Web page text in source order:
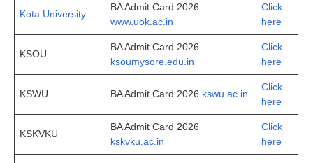
Kota University
BA Admit Card 2026
www.uok.ac.in
Click
here
KSOU
BA Admit Card 2026
ksoumysore.edu.in
Click
here
KSWU BA Admit Card 2026 kswu.ac.in
Click
here
KSKVKU
BA Admit Card 2026
kskvku.ac.in
Click
here